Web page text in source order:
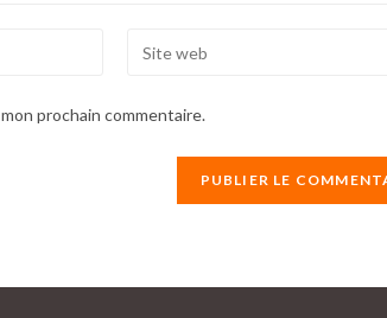
(optional)
prochain commentaire.